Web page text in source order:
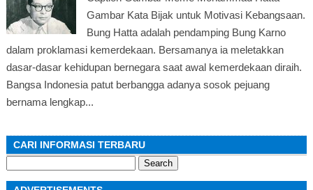
Gambar Kata Bijak untuk Motivasi Kebangsaan.
Bung Hatta adalah pendamping Bung Karno
dalam proklamasi kemerdekaan. Bersamanya ia meletakkan
dasar-dasar kehidupan bernegara saat awal kemerdekaan diraih.
Bangsa Indonesia patut berbangga adanya sosok pejuang
bernama lengkap...
CARI INFORMASI TERBARU
for: